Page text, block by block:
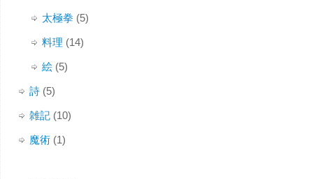
太極拳 (5)
料理 (14)
絵(5)
詩(5)
雑記(10)
魔術(1)